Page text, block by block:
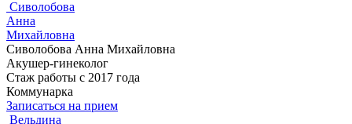
Сиволобова
Анна
Михайловна
Сиволобова Анна Михайловна
Акушер-гинеколог
Стаж работы с 2017 года
Коммунарка
Записаться на прием
Вельдина